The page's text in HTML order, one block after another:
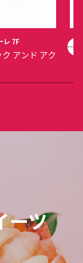
レ 7F
アンド アク
ーツ